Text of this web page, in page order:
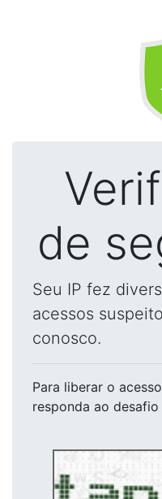
de
Seu IP fez
acessos
conosco.
Para liberar o acesso
responda ao desafio